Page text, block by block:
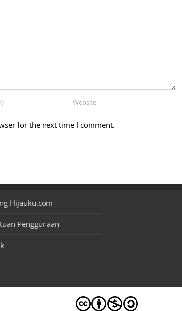
for the next time I comment.
Hijauku.com
Penggunaan